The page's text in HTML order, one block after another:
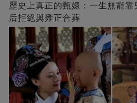
歷史上真正的甄嬛：一生無寵
后拒絕與雍正合葬